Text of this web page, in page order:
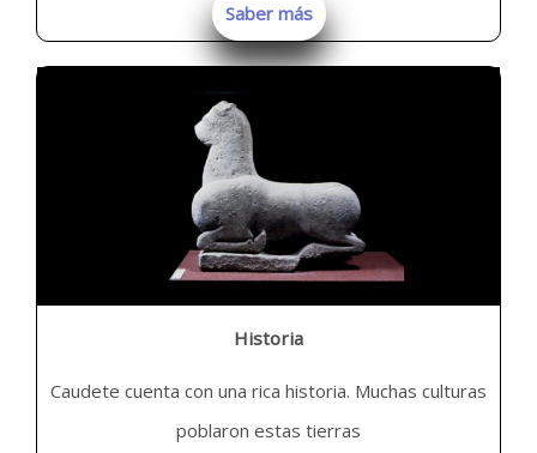
Saber más
Historia
Caudete cuenta con una rica historia. Muchas culturas
poblaron estas tierras